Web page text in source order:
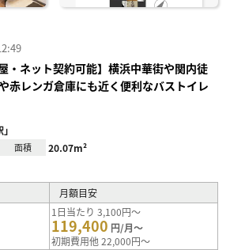
・ネット契約可能】横浜中華街や関内徒
赤レンガ倉庫にも近く便利なバストイレ
面積 20.07m²
月額目安
1日当たり 3,100円～
119,400 円/月～
初期費用他 22,000円～